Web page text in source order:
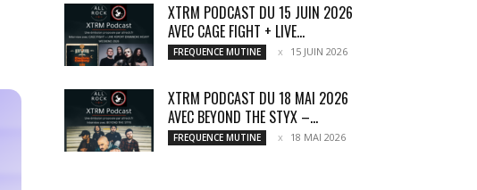
XTRM PODCAST DU 15 JUIN 2026
AVEC CAGE FIGHT + LIVE...
FREQUENCE MUTINE 15 JUIN 2026
XTRM PODCAST DU 18 MAI 2026
AVEC BEYOND THE STYX –...
FREQUENCE MUTINE 18 MAI 2026